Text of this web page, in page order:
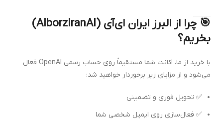
🎯 چرا از البرز ایران ای‌آی (AlborzIranAI)
بخریم؟
با خرید از ما، اکانت شما مستقیماً روی حساب رسمی OpenAI فعال
می‌شود و از مزایای زیر برخوردار خواهید شد:
✅ تحویل فوری و تضمینی
✅ فعال‌سازی روی ایمیل شخصی شما